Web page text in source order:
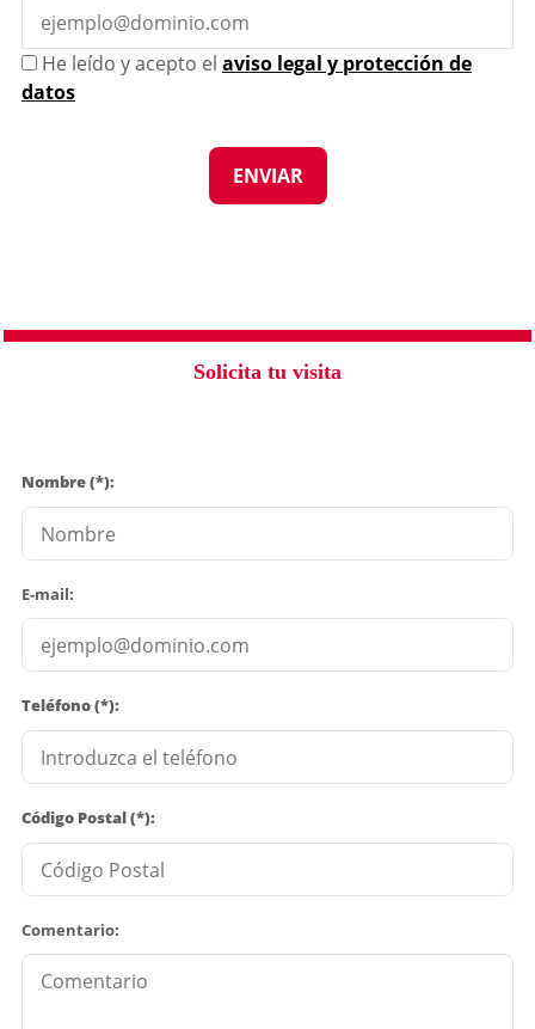
Solicita tu visita
Nombre (*):
E-mail:
Teléfono (*):
Código Postal (*):
Comentario:
He leído y acepto el aviso legal y protección de
datos